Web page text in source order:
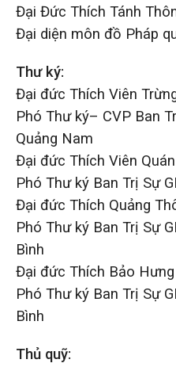
Đại Đức Thích Tánh
Đại diện môn đồ Pháp
Thư ký:
Đại đức Thích Viên
Phó Thư ký– CVP Ban
Quảng Nam
Đại đức Thích Viên Quán
Phó Thư ký Ban Trị Sự
Đại đức Thích Quảng
Phó Thư ký Ban Trị Sự
Bình
Đại đức Thích Bảo Hưng
Phó Thư ký Ban Trị Sự
Bình
Thủ quỹ: